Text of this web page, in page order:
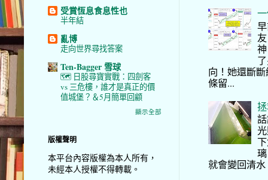
向！她還斷
條留...
就會變回清
受賞恆息食息性也
半年結
亂博
走向世界尋找答案
Ten-Bagger 雪球
🗺️ 日股尋寶實戰：四劍客
vs 三危樓，誰才是真正的價
值城堡？＆5月簡單回顧
顯示全部
版權聲明
本平台內容版權為本人所有，
未經本人授權不得轉載。